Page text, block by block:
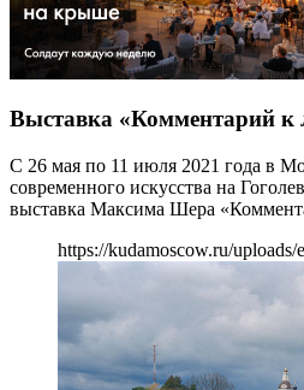
Выставка «Комментарий к
С 26 мая по 11 июля 2021 года в
современного искусства на
выставка Максима Шера
https://kudamoscow.ru/